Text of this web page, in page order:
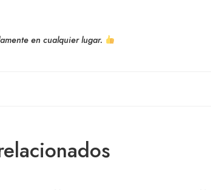
en cualquier lugar.